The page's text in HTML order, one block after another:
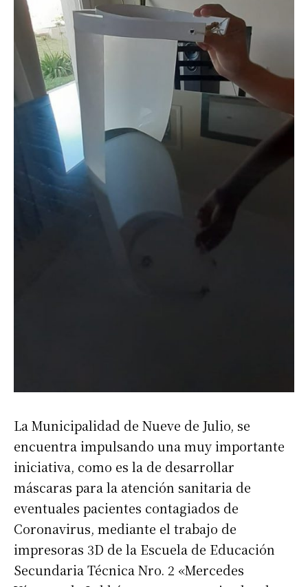
Suscribirme gratis
La Municipalidad de Nueve de Julio, se
encuentra impulsando una muy importante
iniciativa, como es la de desarrollar
máscaras para la atención sanitaria de
eventuales pacientes contagiados de
Coronavirus, mediante el trabajo de
impresoras 3D de la Escuela de Educación
Secundaria Técnica Nro. 2 «Mercedes